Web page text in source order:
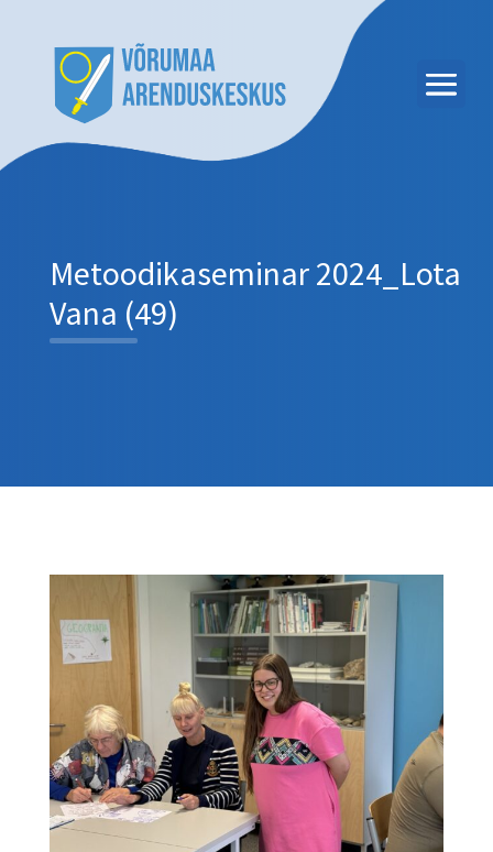
Metoodikaseminar 2024_Lota
Vana (49)